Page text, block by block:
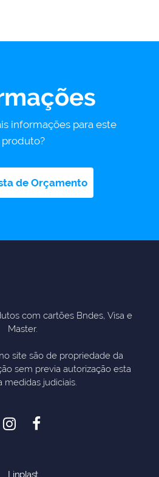
informações para este
produto?
de Orçamento
com cartões Bndes, Visa e
Master.
site são de propriedade da
sem previa autorização esta
medidas judiciais.
Linplast